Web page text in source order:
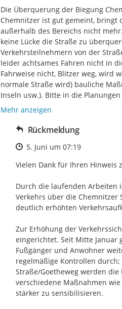
Die Überquerung der Biegung
Chemnitzer ist gut gemeint, bringt
außerhalb des Bereichs nicht
keine Lücke die Straße zu
Verkehrsteilnehmern von der
leider achtsames Fahren nicht in
Fahrweise nicht, Blitzer weg, wird
normale Straße wird) bauliche
Inseln usw.). Bitte in die
Mehr anzeigen
Rückmeldung
Zeitpunkt des Erstellens
5. Juni um 07:19
Vielen Dank für Ihren Hinweis
Durch die laufenden Arbeiten
Verkehrs über die
deutlich erhöhten
Zur Erhöhung der
eingerichtet. Seit Mitte Januar
Fußgänger und Anwohner
regelmäßige Kontrollen
Straße/Goetheweg werden
verschiedene Maßnahmen
stärker zu sensibilisieren.